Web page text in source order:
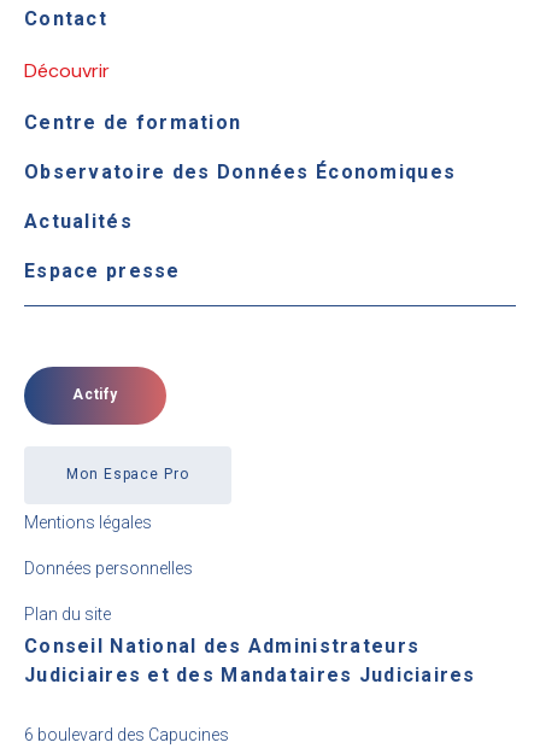
Contact
Découvrir
Centre de formation
Observatoire des Données Économiques
Actualités
Espace presse
Actify
Mon Espace Pro
Mentions légales
Données personnelles
Plan du site
Conseil National des Administrateurs
Judiciaires et des Mandataires Judiciaires
6 boulevard des Capucines